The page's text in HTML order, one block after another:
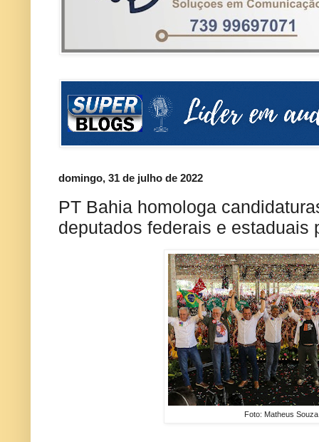
domingo, 31 de julho de 2022
PT Bahia homologa
deputados federais e estaduais
Foto: Matheus Souza